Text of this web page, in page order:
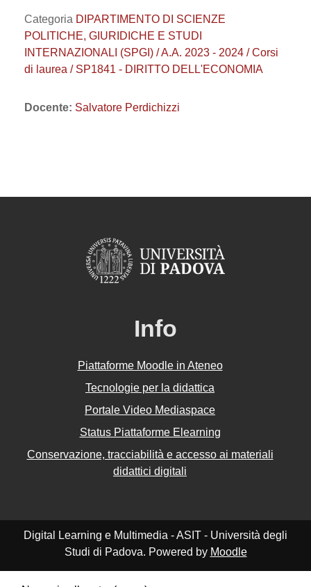
Categoria DIPARTIMENTO DI SCIENZE
POLITICHE, GIURIDICHE E STUDI
INTERNAZIONALI (SPGI) / A.A. 2023 - 2024 / Corsi
di laurea / SP1841 - DIRITTO DELL'ECONOMIA
Docente: Salvatore Perdichizzi
Info
Piattaforme Moodle in Ateneo
Tecnologie per la didattica
Portale Video Mediaspace
Status Piattaforme Elearning
Conservazione, tracciabilità e accesso ai materiali
didattici digitali
Digital Learning e Multimedia - ASIT - Università degli
Studi di Padova. Powered by Moodle